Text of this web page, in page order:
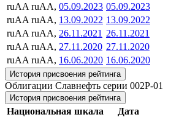
ruAA ruAA, 05.09.2023 05.09.2023
ruAA ruAA, 13.09.2022 13.09.2022
ruAA ruAA, 26.11.2021 26.11.2021
ruAA ruAA, 27.11.2020 27.11.2020
ruAA ruAA, 16.06.2020 16.06.2020
История присвоения рейтинга
Облигации Славнефть серии 002P-01
История присвоения рейтинга
Национальная шкала
Дата